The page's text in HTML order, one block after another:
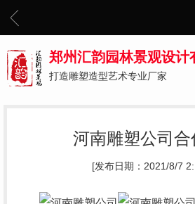
郑州汇韵园林景观设计
打造雕塑造型艺术专业厂家
河南雕塑公司合
[发布日期：2021/8/7